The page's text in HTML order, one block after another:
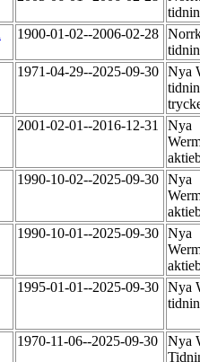
1900-01-02--2006-02-28
1971-04-29--2025-09-30 Nya
2001-02-01--2016-12-31
Nya
1990-10-02--2025-09-30 Nya
1990-10-01--2025-09-30 Nya
1995-01-01--2025-09-30 Nya
1970-11-06--2025-09-30
Nya